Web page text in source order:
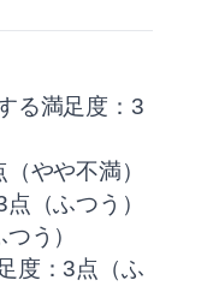
る満足度：3
やや不満）
（ふつう）
う）
度：3点（ふ